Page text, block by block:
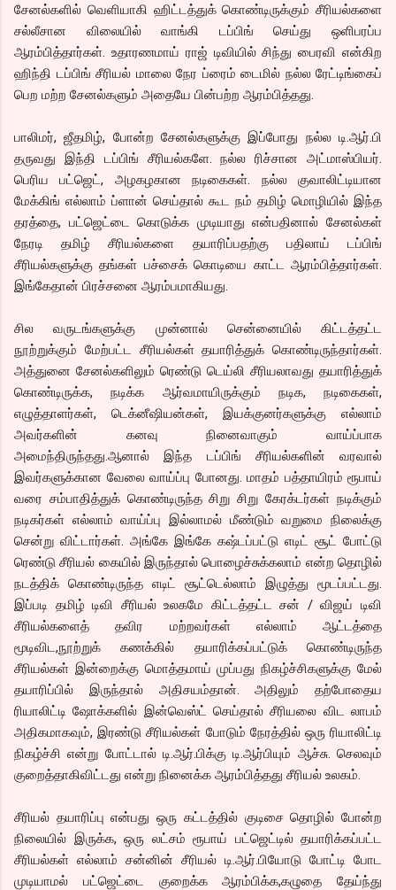
சேனல்களில் வெளியாகி ஹிட்டத்துக் கொண்டிருக்கும் சீரியல்களை
சல்லீசான விலையில் வாங்கி டப்பிங் செய்து ஒளிபரப்ப
ஆரம்பித்தார்கள். உதாரணமாய் ராஜ் டிவியில் சிந்து பைரவி என்கிற
ஹிந்தி டப்பிங் சீரியல் மாலை நேர ப்ரைம் டைமில் நல்ல ரேட்டிங்கைப்
பெற மற்ற சேனல்களும் அதையே பின்பற்ற ஆரம்பித்தது.
பாலிமர், ஜீதமிழ், போன்ற சேனல்களுக்கு இப்போது நல்ல டி.ஆர்.பி
தருவது இந்தி டப்பிங் சீரியல்களே. நல்ல ரிச்சான அட்மாஸ்பியர்.
பெரிய பட்ஜெட், அழகழகான நடிகைகள். நல்ல குவாலிட்டியான
மேக்கிங் எல்லாம் ப்ளான் செய்தால் கூட நம் தமிழ் மொழியில் இந்த
தரத்தை, பட்ஜெட்டை கொடுக்க முடியாது என்பதினால் சேனல்கள்
நேரடி தமிழ் சீரியல்களை தயாரிப்பதற்கு பதிலாய் டப்பிங்
சீரியல்களுக்கு தங்கள் பச்சைக் கொடியை காட்ட ஆரம்பித்தார்கள்.
இங்கேதான் பிரச்சனை ஆரம்பமாகியது.
சில வருடங்களுக்கு முன்னால் சென்னையில் கிட்டத்தட்ட
நூற்றுக்கும் மேற்பட்ட சீரியல்கள் தயாரித்துக் கொண்டிருந்தார்கள்.
அத்துனை சேனல்களிலும் ரெண்டு டெய்லி சீரியலாவது தயாரித்துக்
கொண்டிருக்க, நடிக்க ஆர்வமாயிருக்கும் நடிக, நடிகைகள்,
எழுத்தாளர்கள், டெக்னீஷியன்கள், இயக்குனர்களுக்கு எல்லாம்
அவர்களின் கனவு நினைவாகும் வாய்ப்பாக
அமைந்திருந்தது.ஆனால் இந்த டப்பிங் சீரியல்களின் வரவால்
இவர்களுக்கான வேலை வாய்ப்பு போனது. மாதம் பத்தாயிரம் ரூபாய்
வரை சம்பாதித்துக் கொண்டிருந்த சிறு சிறு கேரக்டர்கள் நடிக்கும்
நடிகர்கள் எல்லாம் வாய்ப்பு இல்லாமல் மீண்டும் வறுமை நிலைக்கு
சென்று விட்டார்கள். அங்கே இங்கே கஷ்டப்பட்டு எடிட் சூட் போட்டு
ரெண்டு சீரியல் கையில் இருந்தால் பொழைச்சுக்கலாம் என்ற தொழில்
நடத்திக் கொண்டிருந்த எடிட் சூட்டெல்லாம் இழுத்து மூடப்பட்டது.
இப்படி தமிழ் டிவி சீரியல் உலகமே கிட்டத்தட்ட சன் / விஜய் டிவி
சீரியல்களைத் தவிர மற்றவர்கள் எல்லாம் ஆட்டத்தை
மூடிவிட,நூற்றுக் கணக்கில் தயாரிக்கப்பட்டுக் கொண்டிருந்த
சீரியல்கள் இன்றைக்கு மொத்தமாய் முப்பது நிகழ்ச்சிகளுக்கு மேல்
தயாரிப்பில் இருந்தால் அதிசயம்தான். அதிலும் தற்போதைய
ரியாலிட்டி ஷோக்களில் இன்வெஸ்ட் செய்தால் சீரியலை விட லாபம்
அதிகமாகவும், இரண்டு சீரியல்கள் போடும் நேரத்தில் ஒரு ரியாலிட்டி
நிகழ்ச்சி என்று போட்டால் டி.ஆர்.பிக்கு டி.ஆர்பியும் ஆச்சு. செலவும்
குறைத்தாகிவிட்டது என்று நினைக்க ஆரம்பித்தது சீரியல் உலகம்.
சீரியல் தயாரிப்பு என்பது ஒரு கட்டத்தில் குடிசை தொழில் போன்ற
நிலையில் இருக்க, ஒரு லட்சம் ரூபாய் பட்ஜெட்டில் தயாரிக்கப்பட்ட
சீரியல்கள் எல்லாம் சன்னின் சீரியல் டி.ஆர்.பியோடு போட்டி போட
முடியாமல் பட்ஜெட்டை குறைக்க ஆரம்பிக்க,கழுதை தேய்ந்து